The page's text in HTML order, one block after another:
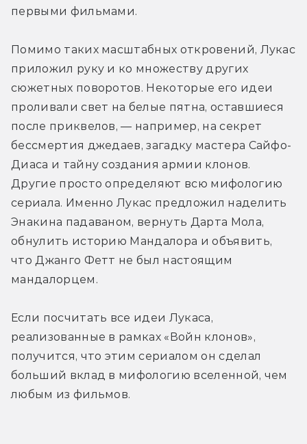
первыми фильмами.
Помимо таких масштабных откровений, Лукас
приложил руку и ко множеству других
сюжетных поворотов. Некоторые его идеи
проливали свет на белые пятна, оставшиеся
после приквелов, — например, на секрет
бессмертия джедаев, загадку мастера Сайфо-
Диаса и тайну создания армии клонов.
Другие просто определяют всю мифологию
сериала. Именно Лукас предложил наделить
Энакина падаваном, вернуть Дарта Мола,
обнулить историю Мандалора и объявить,
что Джанго Фетт не был настоящим
мандалорцем.
Если посчитать все идеи Лукаса,
реализованные в рамках «Войн клонов»,
получится, что этим сериалом он сделал
больший вклад в мифологию вселенной, чем
любым из фильмов.